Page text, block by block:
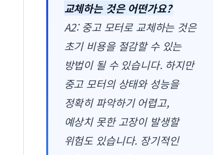
교체하는 것은 어떤가요?
A2: 중고 모터로 교체하는 것은
초기 비용을 절감할 수 있는
방법이 될 수 있습니다. 하지만
중고 모터의 상태와 성능을
정확히 파악하기 어렵고,
예상치 못한 고장이 발생할
위험도 있습니다. 장기적인